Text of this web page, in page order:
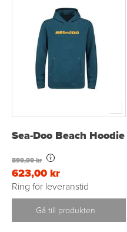
Sea-Doo Beach Hoodie
890,00 kr i
623,00 kr
Ring för leveranstid
Gå till produkten